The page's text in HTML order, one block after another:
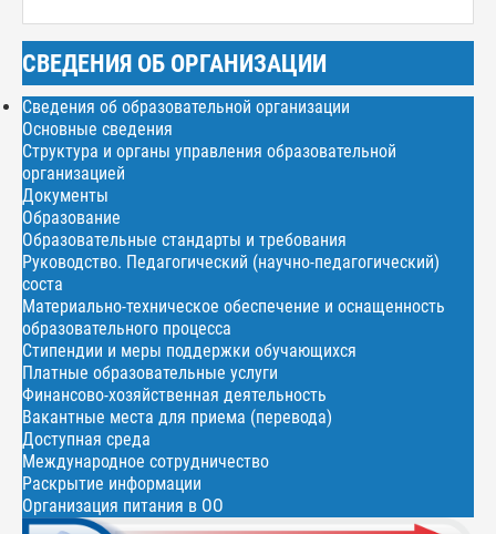
СВЕДЕНИЯ ОБ ОРГАНИЗАЦИИ
Сведения об образовательной организации
Основные сведения
Структура и органы управления образовательной
организацией
Документы
Образование
Образовательные стандарты и требования
Руководство. Педагогический (научно-педагогический)
соста
Материально-техническое обеспечение и оснащенность
образовательного процесса
Стипендии и меры поддержки обучающихся
Платные образовательные услуги
Финансово-хозяйственная деятельность
Вакантные места для приема (перевода)
Доступная среда
Международное сотрудничество
Раскрытие информации
Организация питания в ОО